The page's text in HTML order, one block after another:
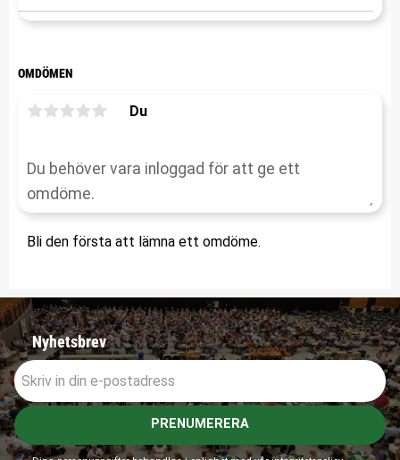
OMDÖMEN
Du
Bli den första att lämna ett omdöme.
Nyhetsbrev
PRENUMERERA